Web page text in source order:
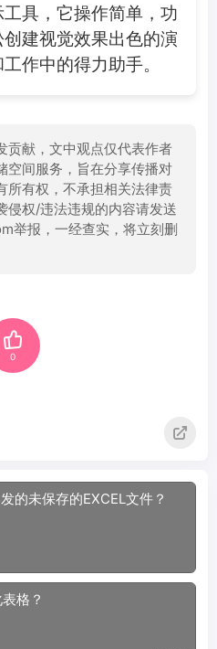
具，它操作简单，功
建视觉效果出色的演
作中的得力助手。
贡献，文中观点仅代表作者
空间服务，旨在分享传播对
所有权，不承担相关法律责
侵权/违法违规的内容请发送
举报，一经查实，将立刻删
0
的未保存的EXCEL文件？
格？